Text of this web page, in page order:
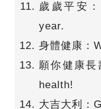
歲歲平安
year.
身體健康：
願你健康長
health!
大吉大利：